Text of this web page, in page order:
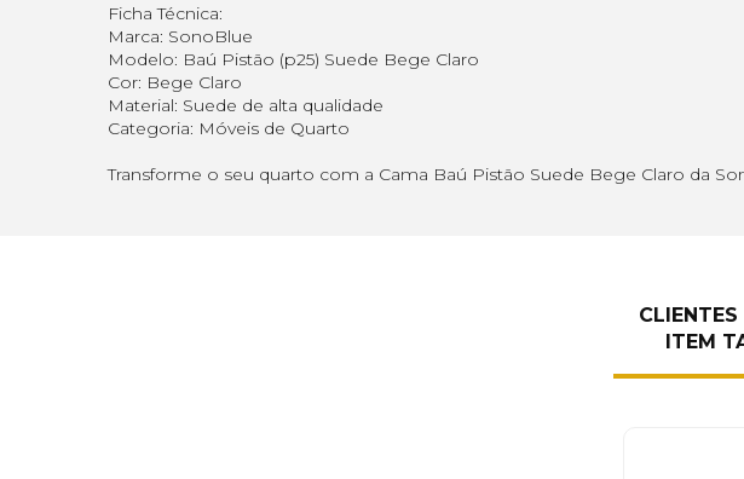
Ficha Técnica:
Marca: SonoBlue
Modelo: Baú Pistão (p25) Suede Bege Claro
Cor: Bege Claro
Material: Suede de alta qualidade
Categoria: Móveis de Quarto
Transforme o seu quarto com a Cama Baú Pistão Suede Bege Claro da
ITEM